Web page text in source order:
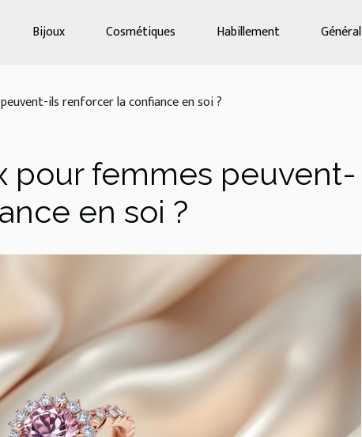
Bijoux Cosmétiques Habillement Général
ils renforcer la confiance en soi ?
pour femmes peuvent-
en soi ?